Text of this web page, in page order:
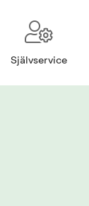
Självservice